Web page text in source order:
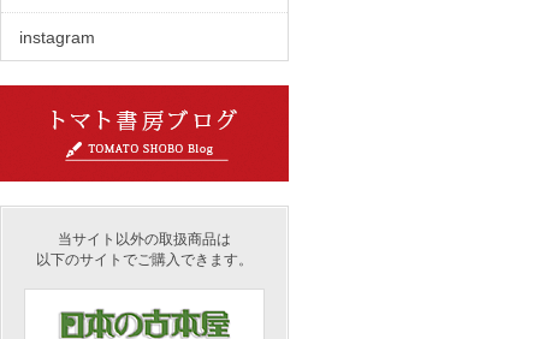
instagram
当サイト以外の取扱商品は
以下のサイトでご購入できます。